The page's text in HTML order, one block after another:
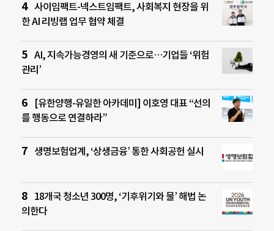
사이임팩트-넥스트임팩트, 사회복지 현장을 위
한 AI 리빙랩 업무 협약 체결
AI, 지속가능경영의 새 기준으로…기업들 ‘위험
관리’
[유한양행-유일한 아카데미] 이호영 대표 “선의
를 행동으로 연결하라”
생명보험업계, ‘상생금융’ 통한 사회공헌 실시
18개국 청소년 300명, ‘기후위기와 물’ 해법 논
의한다